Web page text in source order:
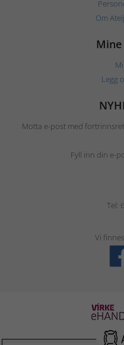
Om
Legg
Motta e-post med
Fyll inn din e-
Tel:
Vi